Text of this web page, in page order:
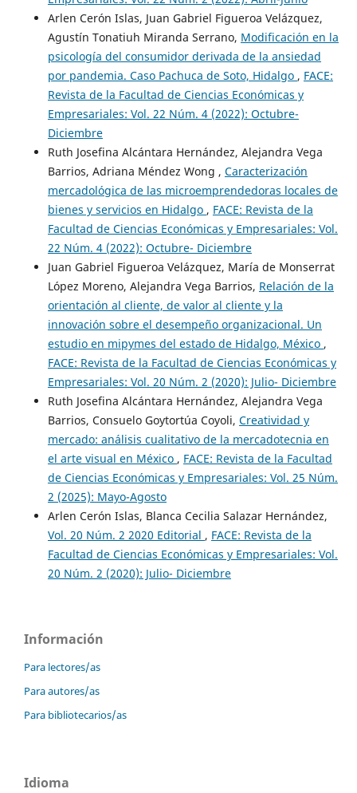
Arlen Cerón Islas, Juan Gabriel Figueroa Velázquez,
Agustín Tonatiuh Miranda Serrano, Modificación en la
psicología del consumidor derivada de la ansiedad
por pandemia. Caso Pachuca de Soto, Hidalgo , FACE:
Revista de la Facultad de Ciencias Económicas y
Empresariales: Vol. 22 Núm. 4 (2022): Octubre-
Diciembre
Ruth Josefina Alcántara Hernández, Alejandra Vega
Barrios, Adriana Méndez Wong , Caracterización
mercadológica de las microemprendedoras locales de
bienes y servicios en Hidalgo , FACE: Revista de la
Facultad de Ciencias Económicas y Empresariales: Vol.
22 Núm. 4 (2022): Octubre- Diciembre
Juan Gabriel Figueroa Velázquez, María de Monserrat
López Moreno, Alejandra Vega Barrios, Relación de la
orientación al cliente, de valor al cliente y la
innovación sobre el desempeño organizacional. Un
estudio en mipymes del estado de Hidalgo, México ,
FACE: Revista de la Facultad de Ciencias Económicas y
Empresariales: Vol. 20 Núm. 2 (2020): Julio- Diciembre
Ruth Josefina Alcántara Hernández, Alejandra Vega
Barrios, Consuelo Goytortúa Coyoli, Creatividad y
mercado: análisis cualitativo de la mercadotecnia en
el arte visual en México , FACE: Revista de la Facultad
de Ciencias Económicas y Empresariales: Vol. 25 Núm.
2 (2025): Mayo-Agosto
Arlen Cerón Islas, Blanca Cecilia Salazar Hernández,
Vol. 20 Núm. 2 2020 Editorial , FACE: Revista de la
Facultad de Ciencias Económicas y Empresariales: Vol.
20 Núm. 2 (2020): Julio- Diciembre
Información
Para lectores/as
Para autores/as
Para bibliotecarios/as
Idioma